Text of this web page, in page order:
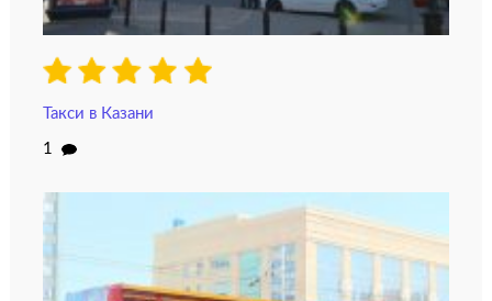
Такси в Казани
1